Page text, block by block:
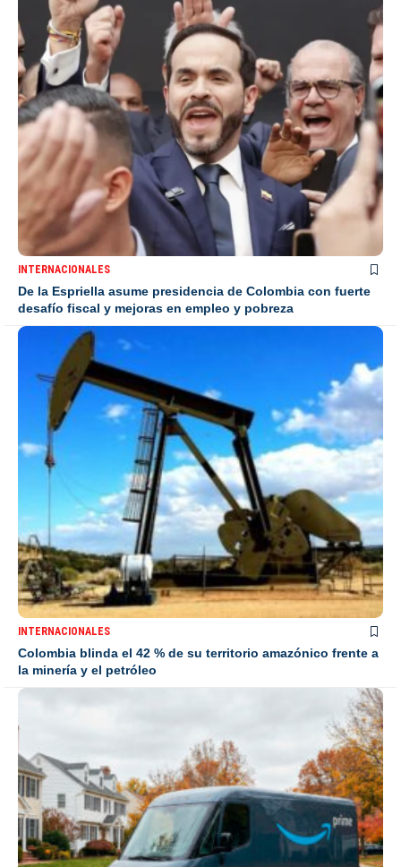
INTERNACIONALES
De la Espriella asume presidencia de Colombia con fuerte
desafío fiscal y mejoras en empleo y pobreza
INTERNACIONALES
Colombia blinda el 42 % de su territorio amazónico frente a
la minería y el petróleo